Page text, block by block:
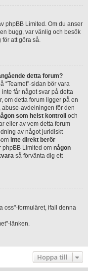
phpBB Limited. Om du anser
bugg, var vänlig och besök
för att göra så.
detta forum?
“Teamet”-sidan bör vara
får något svar på detta
om detta forum ligger på en
abuse-avdelningen för den
som helst kontroll
och
eller av vem detta forum
av något juridiskt
inte direkt berör
phpBB Limited om någon
så förvänta dig ett
oss"-formuläret, ifall denna
länken.
Hoppa till